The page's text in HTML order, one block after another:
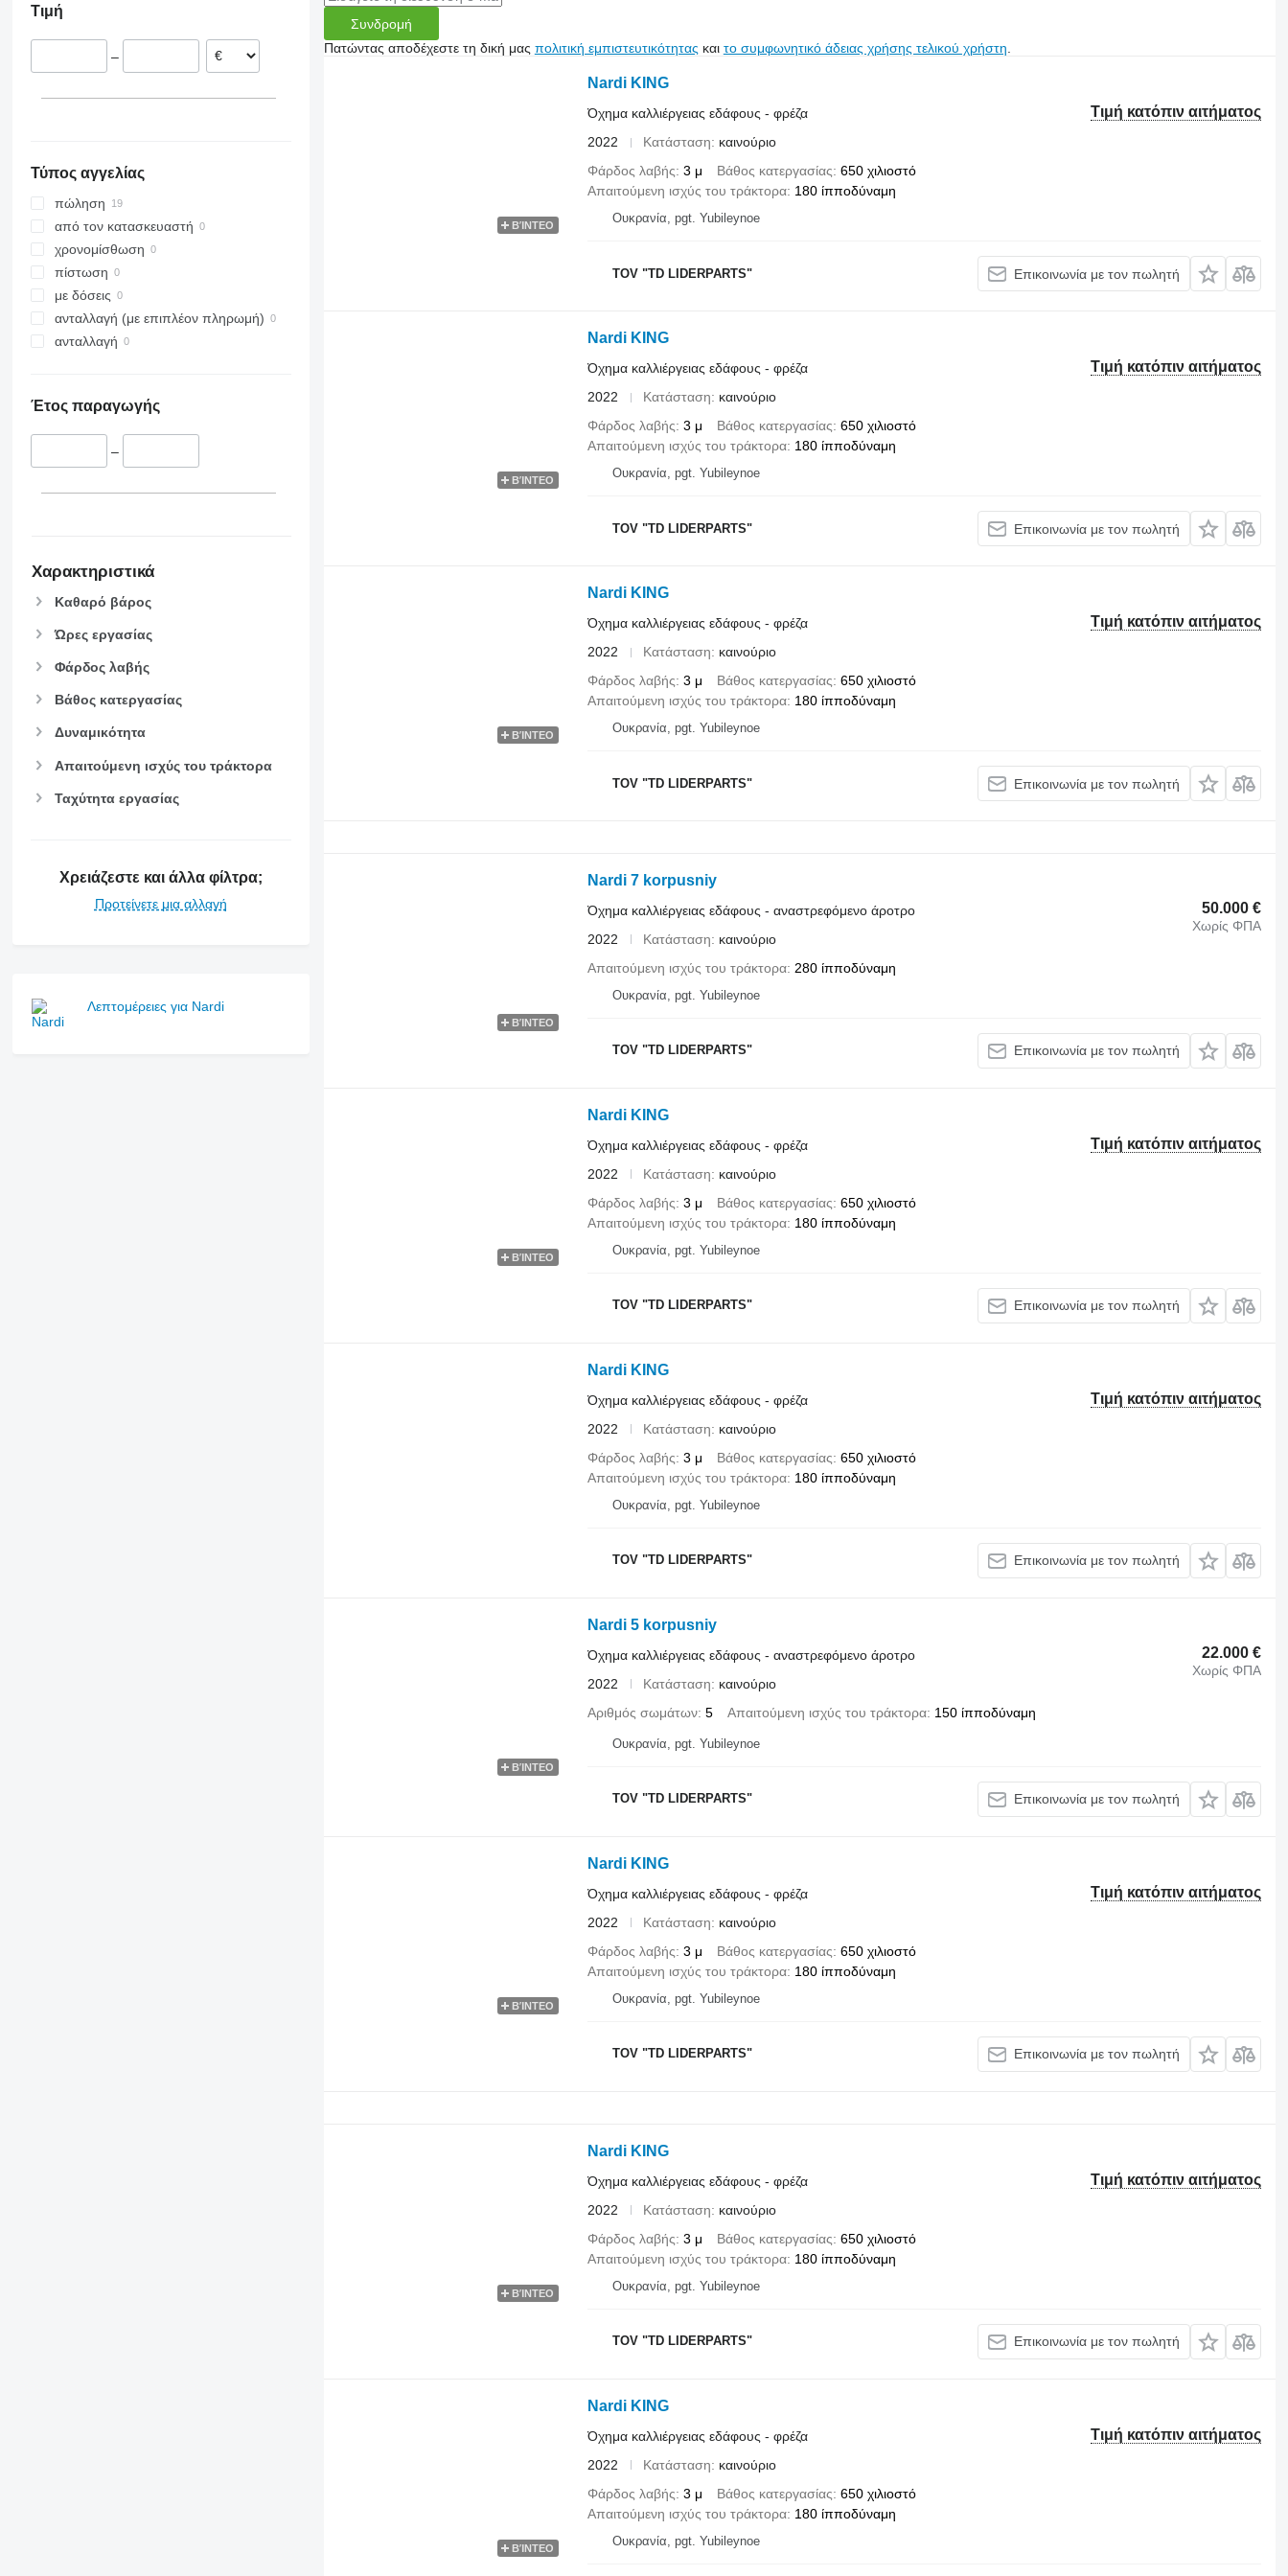
VariDiamant
VariOpal
Τιμή
–
Τύπος αγγελίας
πώληση
από τον κατασκευαστή
χρονομίσθωση
πίστωση
με δόσεις
ανταλλαγή (με επιπλέον πληρωμή)
ανταλλαγή
Έτος παραγωγής
–
Χαρακτηριστικά
Καθαρό βάρος
Ώρες εργασίας
Φάρδος λαβής
Βάθος κατεργασίας
Δυναμικότητα
Απαιτούμενη ισχύς του τράκτορα
Ταχύτητα εργασίας
Χρειάζεστε και άλλα φίλτρα;
Προτείνετε μια αλλαγή
Λεπτομέρειες για Nardi
Συνδρομή
Πατώντας αποδέχεστε τη δική μας πολιτική εμπιστευτικότητας και το συμφωνητικό άδειας χρήσης τελικού χρήστη
ΒΊΝΤΕΟ
Nardi KING
Τιμή κατόπιν αιτήματος
Όχημα καλλιέργειας εδάφους - φρέζα
2022
Κατάσταση
καινούριο
Φάρδος λαβής 3 μ Βάθος κατεργασίας 650 χιλιοστό
Απαιτούμενη ισχύς του τράκτορα 180 ίπποδύναμη
Ουκρανία, pgt. Yubileynoe
TOV "TD LIDERPARTS" Επικοινωνία με τον πωλητή
ΒΊΝΤΕΟ
Nardi KING
Τιμή κατόπιν αιτήματος
Όχημα καλλιέργειας εδάφους - φρέζα
2022
Κατάσταση
καινούριο
Φάρδος λαβής 3 μ Βάθος κατεργασίας 650 χιλιοστό
Απαιτούμενη ισχύς του τράκτορα 180 ίπποδύναμη
Ουκρανία, pgt. Yubileynoe
TOV "TD LIDERPARTS" Επικοινωνία με τον πωλητή
ΒΊΝΤΕΟ
Nardi KING
Τιμή κατόπιν αιτήματος
Όχημα καλλιέργειας εδάφους - φρέζα
2022
Κατάσταση
καινούριο
Φάρδος λαβής 3 μ Βάθος κατεργασίας 650 χιλιοστό
Απαιτούμενη ισχύς του τράκτορα 180 ίπποδύναμη
Ουκρανία, pgt. Yubileynoe
TOV "TD LIDERPARTS" Επικοινωνία με τον πωλητή
ΒΊΝΤΕΟ
Nardi 7 korpusniy
50.000 €
Χωρίς ΦΠΑ
Όχημα καλλιέργειας εδάφους - αναστρεφόμενο άροτρο
2022
Κατάσταση
καινούριο
Απαιτούμενη ισχύς του τράκτορα 280 ίπποδύναμη
Ουκρανία, pgt. Yubileynoe
TOV "TD LIDERPARTS" Επικοινωνία με τον πωλητή
ΒΊΝΤΕΟ
Nardi KING
Τιμή κατόπιν αιτήματος
Όχημα καλλιέργειας εδάφους - φρέζα
2022
Κατάσταση
καινούριο
Φάρδος λαβής 3 μ Βάθος κατεργασίας 650 χιλιοστό
Απαιτούμενη ισχύς του τράκτορα 180 ίπποδύναμη
Ουκρανία, pgt. Yubileynoe
TOV "TD LIDERPARTS" Επικοινωνία με τον πωλητή
Nardi KING
Τιμή κατόπιν αιτήματος
Όχημα καλλιέργειας εδάφους - φρέζα
2022
Κατάσταση
καινούριο
Φάρδος λαβής 3 μ Βάθος κατεργασίας 650 χιλιοστό
Απαιτούμενη ισχύς του τράκτορα 180 ίπποδύναμη
Ουκρανία, pgt. Yubileynoe
TOV "TD LIDERPARTS" Επικοινωνία με τον πωλητή
ΒΊΝΤΕΟ
Nardi 5 korpusniy
22.000 €
Χωρίς ΦΠΑ
Όχημα καλλιέργειας εδάφους - αναστρεφόμενο άροτρο
2022
Κατάσταση
καινούριο
Αριθμός σωμάτων 5 Απαιτούμενη ισχύς του τράκτορα 150 ίπποδύναμη
Ουκρανία, pgt. Yubileynoe
TOV "TD LIDERPARTS" Επικοινωνία με τον πωλητή
ΒΊΝΤΕΟ
Nardi KING
Τιμή κατόπιν αιτήματος
Όχημα καλλιέργειας εδάφους - φρέζα
2022
Κατάσταση
καινούριο
Φάρδος λαβής 3 μ Βάθος κατεργασίας 650 χιλιοστό
Απαιτούμενη ισχύς του τράκτορα 180 ίπποδύναμη
Ουκρανία, pgt. Yubileynoe
TOV "TD LIDERPARTS" Επικοινωνία με τον πωλητή
ΒΊΝΤΕΟ
Nardi KING
Τιμή κατόπιν αιτήματος
Όχημα καλλιέργειας εδάφους - φρέζα
2022
Κατάσταση
καινούριο
Φάρδος λαβής 3 μ Βάθος κατεργασίας 650 χιλιοστό
Απαιτούμενη ισχύς του τράκτορα 180 ίπποδύναμη
Ουκρανία, pgt. Yubileynoe
TOV "TD LIDERPARTS" Επικοινωνία με τον πωλητή
ΒΊΝΤΕΟ
Nardi KING
Τιμή κατόπιν αιτήματος
Όχημα καλλιέργειας εδάφους - φρέζα
2022
Κατάσταση
καινούριο
Φάρδος λαβής 3 μ Βάθος κατεργασίας 650 χιλιοστό
Απαιτούμενη ισχύς του τράκτορα 180 ίπποδύναμη
Ουκρανία, pgt. Yubileynoe